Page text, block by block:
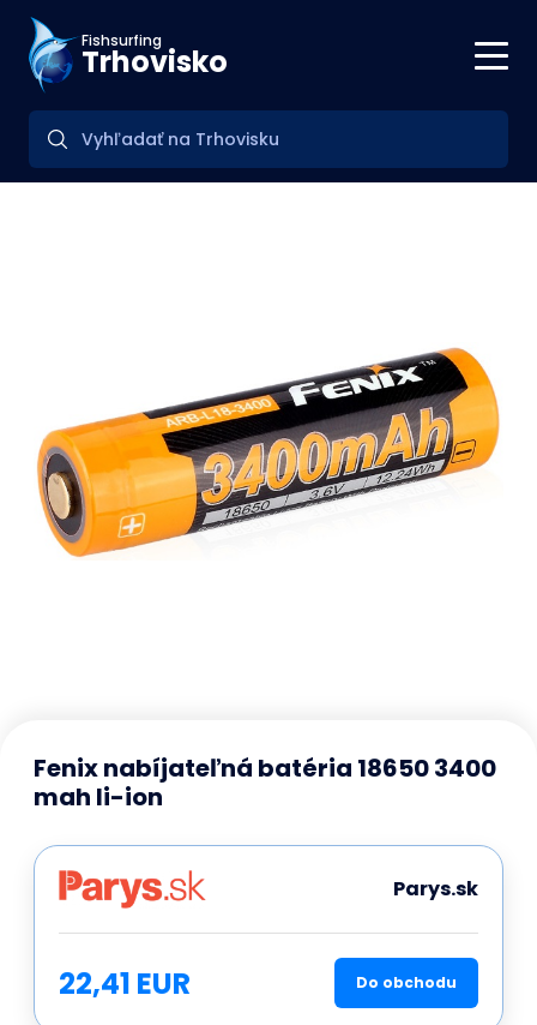
Fishsurfing
Trhovisko
Fenix nabíjateľná batéria 18650 3400
mah li-ion
Parys.sk
22,41 EUR Do obchodu